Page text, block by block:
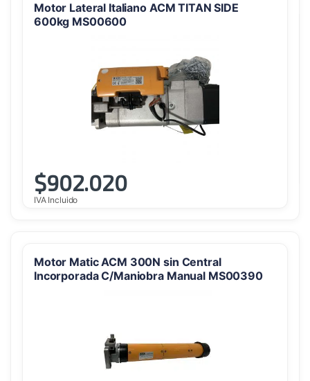
Motor Lateral Italiano ACM TITAN SIDE
600kg MS00600
$902.020
IVA Incluido
Motor Matic ACM 300N sin Central
Incorporada C/Maniobra Manual MS00390